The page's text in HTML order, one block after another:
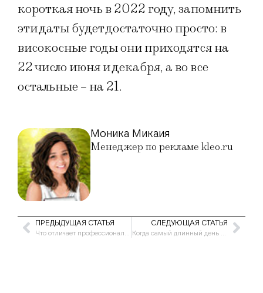
короткая ночь в 2022 году, запомнить
эти даты будет достаточно просто: в
високосные годы они приходятся на
22 число июня и декабря, а во все
остальные – на 21.
Моника Микаия
Менеджер по рекламе kleo.ru
ПРЕДЫДУЩАЯ СТАТЬЯ
Что отличает профессионала по вскрытию замков от слесаря?
СЛЕДУЮЩАЯ СТАТЬЯ
Когда самый длинный день в 2022 году